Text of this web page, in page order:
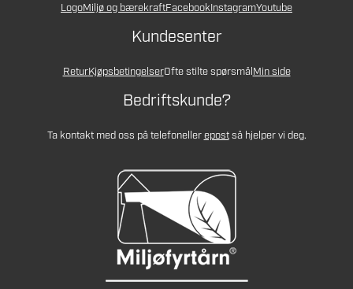
LogoMiljø og bærekraftFacebookInstagramYoutube
Kundesenter
ReturKjøpsbetingelserOfte stilte spørsmålMin side
Bedriftskunde?
Ta kontakt med oss på telefonellerepostså hjelper vi deg.